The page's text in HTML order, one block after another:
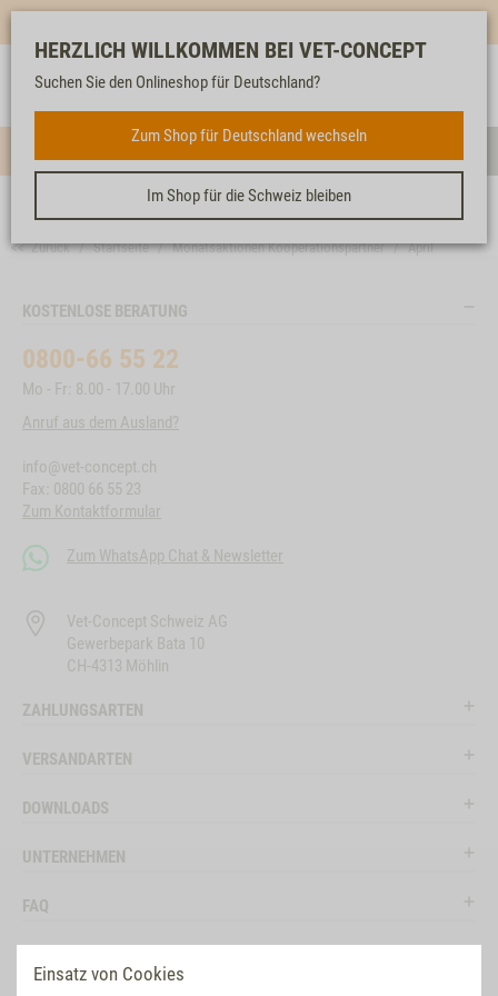
Service
Einsatz von Cookies
HERZLICH WILLKOMMEN BEI VET-CONCEPT
Suchen Sie den Onlineshop für Deutschland?
Zum Shop für Deutschland wechseln
Im Shop für die Schweiz bleiben
<< Zurück Startseite Monatsaktionen Kooperationspartner April
KOSTENLOSE BERATUNG
0800-66 55 22
Mo - Fr: 8.00 - 17.00 Uhr
Anruf aus dem Ausland?
info@vet-concept.ch
Fax: 0800 66 55 23
Zum Kontaktformular
Zum WhatsApp Chat & Newsletter
Vet-Concept Schweiz AG
Gewerbepark Bata 10
CH-4313 Möhlin
ZAHLUNGSARTEN
VERSANDARTEN
DOWNLOADS
UNTERNEHMEN
FAQ